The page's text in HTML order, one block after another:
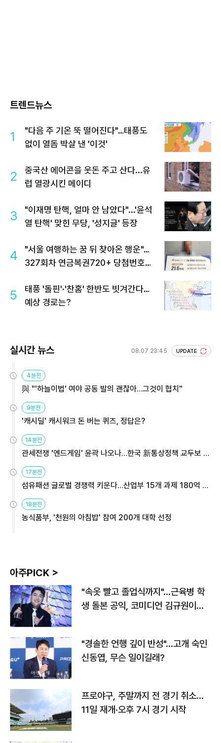
트렌드뉴스
1
"다음 주 기온 뚝 떨어진다"…태풍도
없이 열돔 박살 낸 '이것'
2
중국산 에어콘을 웃돈 주고 산다...유
럽 열광시킨 메이디
3
"이재명 탄핵, 얼마 안 남았다"...'윤석
열 탄핵' 맞힌 무당, '성지글' 등장
4
"서울 여행하는 꿈 뒤 찾아온 행운"…
327회차 연금복권720+ 당첨번호조
5
태풍 '돌핀'·'찬홈' 한반도 빗겨간다…
예상 경로는?
실시간 뉴스 08.07 23:45 UPDATE
4분전
與 "'하늘이법' 여야 공동 발의 괜찮아…그것이 협치"
9분전
'캐시딜' 캐시워크 돈 버는 퀴즈, 정답은?
14분전
관세전쟁 '엔드게임' 윤곽 나오나…한국 新통상정책 교두보 활
17분전
섬유패션 글로벌 경쟁력 키운다…산업부 15개 과제 180억 지
18분전
농식품부, '천원의 아침밥' 참여 200개 대학 선정
아주PICK >
"속옷 빨고 졸업식까지"…근육병 학
생 돌본 공익, 코미디언 김규원이었
"경솔한 언행 깊이 반성"…고개 숙인
신동엽, 무슨 일이길래?
프로야구, 주말까지 전 경기 취소…
11일 재개·오후 7시 경기 시작